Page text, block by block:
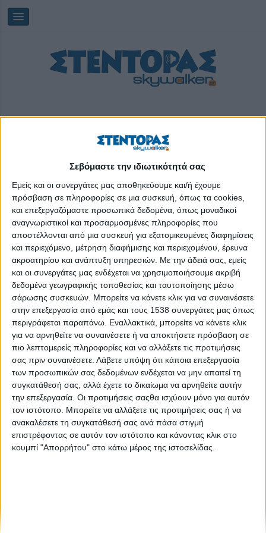
Σεβόμαστε την ιδιωτικότητά σας
Εμείς και οι συνεργάτες μας αποθηκεύουμε και/ή έχουμε
πρόσβαση σε πληροφορίες σε μια συσκευή, όπως τα cookies,
και επεξεργαζόμαστε προσωπικά δεδομένα, όπως μοναδικοί
αναγνωριστικοί και προσαρμοσμένες πληροφορίες που
αποστέλλονται από μια συσκευή για εξατομικευμένες διαφημίσεις
και περιεχόμενο, μέτρηση διαφήμισης και περιεχομένου, έρευνα
ακροατηρίου και ανάπτυξη υπηρεσιών. Με την άδειά σας, εμείς
και οι συνεργάτες μας ενδέχεται να χρησιμοποιήσουμε ακριβή
δεδομένα γεωγραφικής τοποθεσίας και ταυτοποίησης μέσω
σάρωσης συσκευών. Μπορείτε να κάνετε κλικ για να συναινέσετε
στην επεξεργασία από εμάς και τους 1538 συνεργάτες μας όπως
περιγράφεται παραπάνω. Εναλλακτικά, μπορείτε να κάνετε κλικ
για να αρνηθείτε να συναινέσετε ή να αποκτήσετε πρόσβαση σε
πιο λεπτομερείς πληροφορίες και να αλλάξετε τις προτιμήσεις
σας πριν συναινέσετε. Λάβετε υπόψη ότι κάποια επεξεργασία
των προσωπικών σας δεδομένων ενδέχεται να μην απαιτεί τη
συγκατάθεσή σας, αλλά έχετε το δικαίωμα να αρνηθείτε αυτήν
την επεξεργασία. Οι προτιμήσεις σαςθα ισχύουν μόνο για αυτόν
τον ιστότοπο. Μπορείτε να αλλάξετε τις προτιμήσεις σας ή να
ανακαλέσετε τη συγκατάθεσή σας ανά πάσα στιγμή
επιστρέφοντας σε αυτόν τον ιστότοπο και κάνοντας κλικ στο
κουμπί "Απορρήτου" στο κάτω μέρος της ιστοσελίδας.
Πέμπτη, 06/08/202601:45:47
trx
Like like #22
TRX: Από τα πιο δημοφιλή είδη γυμναστικής
TRX: Από τα πιο δημοφιλή είδη γυμναστικής
None feed